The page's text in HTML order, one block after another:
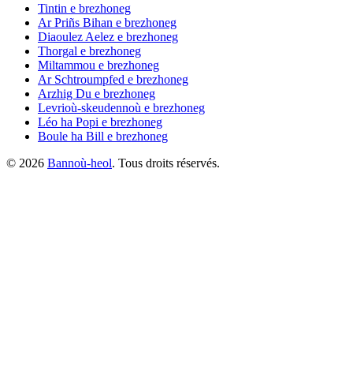
Tintin e brezhoneg
Ar Priñs Bihan e brezhoneg
Diaoulez Aelez e brezhoneg
Thorgal e brezhoneg
Miltammou e brezhoneg
Ar Schtroumpfed e brezhoneg
Arzhig Du e brezhoneg
Levrioù-skeudennoù e brezhoneg
Léo ha Popi e brezhoneg
Boule ha Bill e brezhoneg
© 2026 Bannoù-heol. Tous droits réservés.